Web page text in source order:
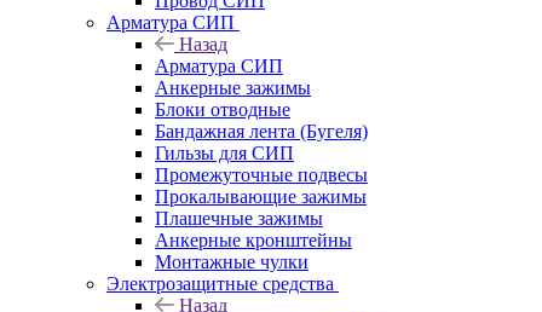
Арматура СИП
Назад
Арматура СИП
Анкерные зажимы
Блоки отводные
Бандажная лента (Бугеля)
Гильзы для СИП
Промежуточные подвесы
Прокалывающие зажимы
Плашечные зажимы
Анкерные кронштейны
Монтажные чулки
Электрозащитные средства
Назад